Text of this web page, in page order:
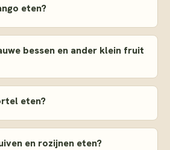
eten?
bessen en ander klein fruit
eten?
en rozijnen eten?